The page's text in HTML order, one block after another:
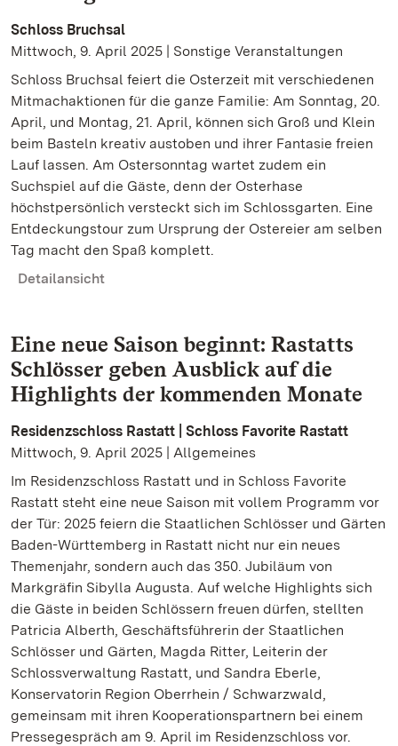
Schloss Bruchsal
Mittwoch, 9. April 2025 | Sonstige Veranstaltungen
Schloss Bruchsal feiert die Osterzeit mit verschiedenen
Mitmachaktionen für die ganze Familie: Am Sonntag, 20.
April, und Montag, 21. April, können sich Groß und Klein
beim Basteln kreativ austoben und ihrer Fantasie freien
Lauf lassen. Am Ostersonntag wartet zudem ein
Suchspiel auf die Gäste, denn der Osterhase
höchstpersönlich versteckt sich im Schlossgarten. Eine
Entdeckungstour zum Ursprung der Ostereier am selben
Tag macht den Spaß komplett.
Detailansicht
Eine neue Saison beginnt: Rastatts
Schlösser geben Ausblick auf die
Highlights der kommenden Monate
Residenzschloss Rastatt | Schloss Favorite Rastatt
Mittwoch, 9. April 2025 | Allgemeines
Im Residenzschloss Rastatt und in Schloss Favorite
Rastatt steht eine neue Saison mit vollem Programm vor
der Tür: 2025 feiern die Staatlichen Schlösser und Gärten
Baden-Württemberg in Rastatt nicht nur ein neues
Themenjahr, sondern auch das 350. Jubiläum von
Markgräfin Sibylla Augusta. Auf welche Highlights sich
die Gäste in beiden Schlössern freuen dürfen, stellten
Patricia Alberth, Geschäftsführerin der Staatlichen
Schlösser und Gärten, Magda Ritter, Leiterin der
Schlossverwaltung Rastatt, und Sandra Eberle,
Konservatorin Region Oberrhein / Schwarzwald,
gemeinsam mit ihren Kooperationspartnern bei einem
Pressegespräch am 9. April im Residenzschloss vor.